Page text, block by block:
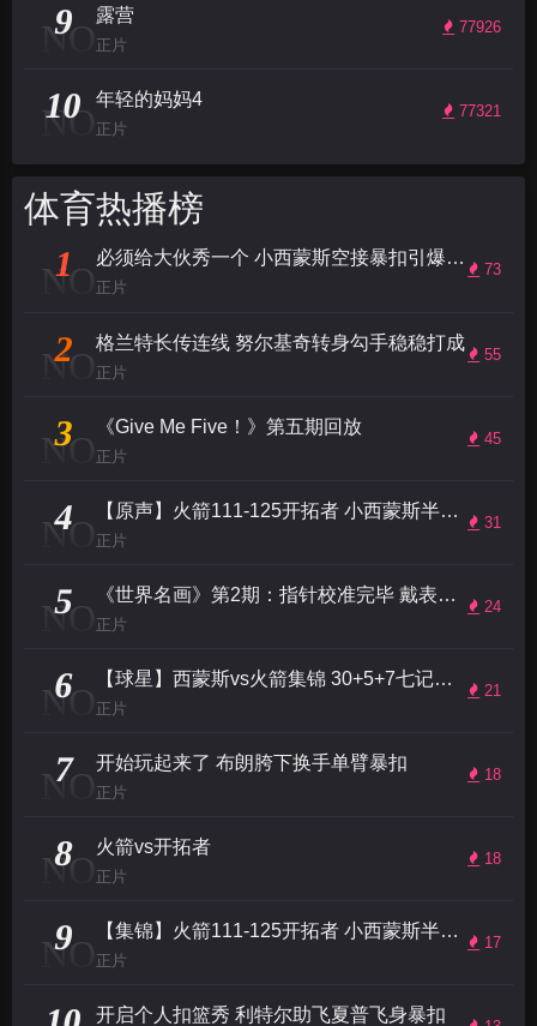
NO
9 77926
露营
正片
NO
10 77321
年轻的妈妈4
正片
体育热播榜
NO
1 73
必须给大伙秀一个 小西蒙斯空接暴扣引爆全场
正片
NO
2 55
格兰特长传连线 努尔基奇转身勾手稳稳打成
正片
NO
3 45
《Give Me Five！》第五期回放
正片
NO
4 31
【原声】火箭111-125开拓者 小西蒙斯半场7记三分稳西部第一
正片
NO
5 24
《世界名画》第2期：指针校准完毕 戴表的男人回来了！利拉德场均31分冲击MVP
正片
NO
6 21
【球星】西蒙斯vs火箭集锦 30+5+7七记三分带队取胜
正片
NO
7 18
开始玩起来了 布朗胯下换手单臂暴扣
正片
NO
8 18
火箭vs开拓者
正片
NO
9 17
【集锦】火箭111-125开拓者 小西蒙斯半场7记三分稳西部第一
正片
开启个人扣篮秀 利特尔助飞夏普飞身暴扣